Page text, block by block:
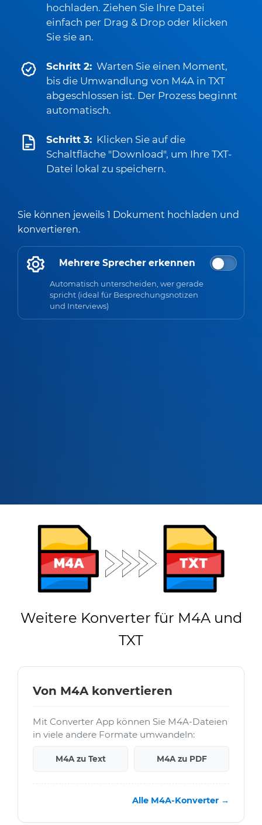
hochladen. Ziehen Sie Ihre Datei
einfach per Drag & Drop oder klicken
Sie sie an.
Schritt 2: Warten Sie einen Moment,
bis die Umwandlung von M4A in TXT
abgeschlossen ist. Der Prozess beginnt
automatisch.
Schritt 3: Klicken Sie auf die
Schaltfläche "Download", um Ihre TXT-
Datei lokal zu speichern.
Sie können jeweils 1 Dokument hochladen und
konvertieren.
Mehrere Sprecher erkennen
Automatisch unterscheiden, wer gerade
spricht (ideal für Besprechungsnotizen
und Interviews)
Weitere Konverter für M4A und
TXT
Von M4A konvertieren
Mit Converter App können Sie M4A-Dateien
in viele andere Formate umwandeln:
M4A zu Text M4A zu PDF
Alle M4A-Konverter →